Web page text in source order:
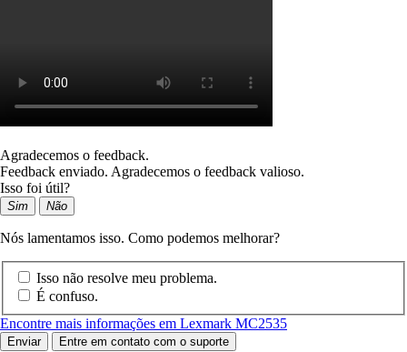
Agradecemos o feedback.
Feedback enviado. Agradecemos o feedback valioso.
Isso foi útil?
Sim Não
Nós lamentamos isso. Como podemos melhorar?
Isso não resolve meu problema.
É confuso.
Encontre mais informações em Lexmark MC2535
Enviar Entre em contato com o suporte